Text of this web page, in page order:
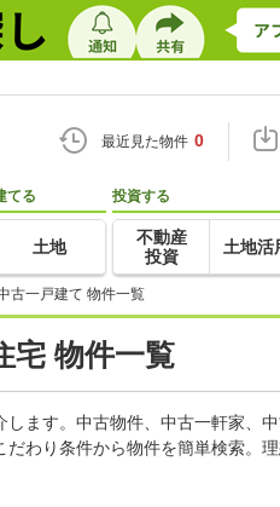
最近見た物件 0
てる
土地
投資する
不動産
投資
土地活
古一戸建て 物件一覧
宅 物件一覧
ます。中古物件、中古一軒家、
わり条件から物件を簡単検索。